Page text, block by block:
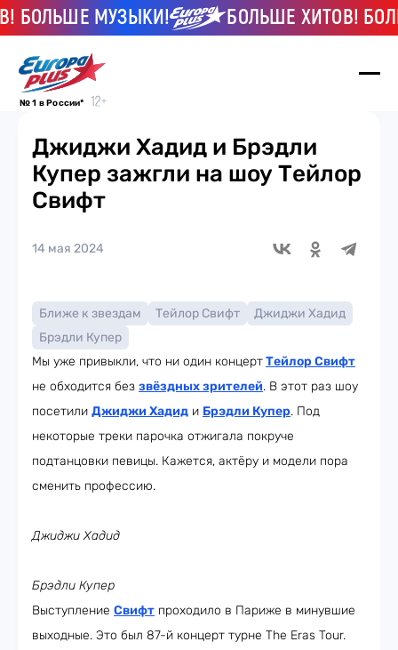
МУЗЫКИ! БОЛЬШЕ ХИТОВ!
№ 1 в России*
Джиджи Хадид и Брэдли
Купер зажгли на шоу Тейлор
Свифт
14 мая 2024
Ближе к звездам Тейлор Свифт
Джиджи Хадид
Брэдли Купер
Мы уже привыкли, что ни один концертТейлор Свифт
не обходится без звёздных зрителей. В этот раз шоу
посетили Джиджи Хадид и Брэдли Купер. Под
некоторые треки парочка отжигала покруче
подтанцовки певицы. Кажется, актёру и модели пора
сменить профессию.
Джиджи Хадид
Брэдли Купер
Выступление Свифт проходило в Париже в минувшие
выходные. Это был 87-й концерт турне The Eras Tour.